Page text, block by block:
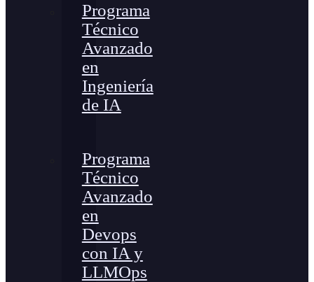
Programa
Técnico
Avanzado
en
Ingeniería
de IA
Programa
Técnico
Avanzado
en
Devops
con IA y
LLMOps